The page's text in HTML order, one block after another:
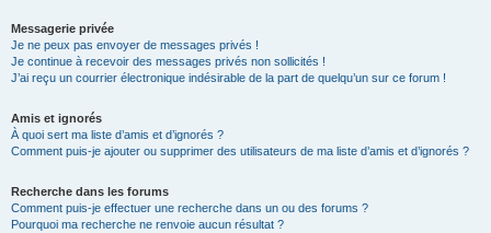
Messagerie privée
Je ne peux pas envoyer de messages privés !
Je continue à recevoir des messages privés non sollicités !
J’ai reçu un courrier électronique indésirable de la part de quelqu’un sur ce forum !
Amis et ignorés
À quoi sert ma liste d’amis et d’ignorés ?
Comment puis-je ajouter ou supprimer des utilisateurs de ma liste d’amis et d’ignorés ?
Recherche dans les forums
Comment puis-je effectuer une recherche dans un ou des forums ?
Pourquoi ma recherche ne renvoie aucun résultat ?